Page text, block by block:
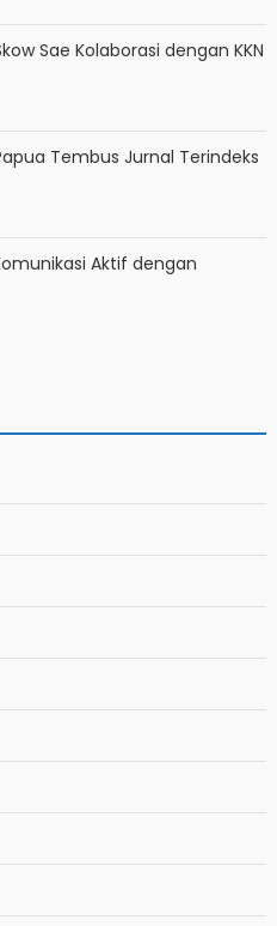
Sae Kolaborasi dengan KKN
Tembus Jurnal Terindeks
Aktif dengan